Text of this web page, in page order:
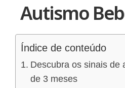
Autismo
Índice de conteúdo
Descubra os sinais de
de 3 meses